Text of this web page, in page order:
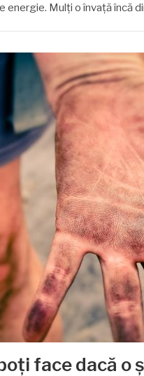
energie. Mulți o învață încă
face dacă o